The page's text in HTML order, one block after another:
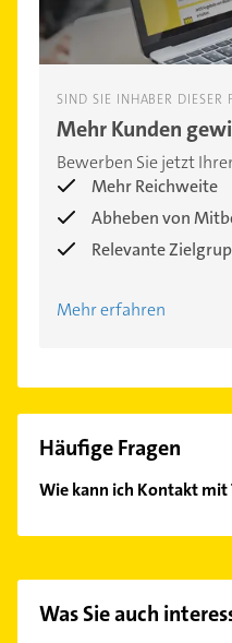
SIND SIE INHABER DIESER
Mehr Kunden
Bewerben Sie jetzt
Mehr Reichweite
Abheben von
Relevante
Mehr erfahren
Häufige Fragen
Wie kann ich Kontakt mit
Kontaktmöglichkeiten
finden Sie alle
Was Sie auch